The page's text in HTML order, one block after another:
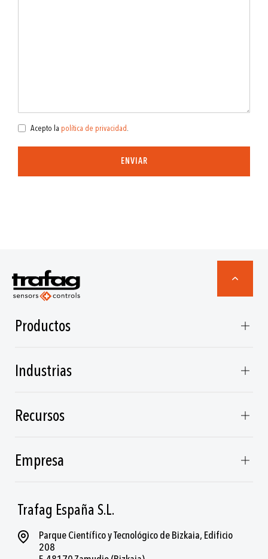
Acepto la política de privacidad.
ENVIAR
Trafag España S.L.
Parque Científico y Tecnológico de Bizkaia, Edificio
208
Productos
Industrias
Recursos
Empresa